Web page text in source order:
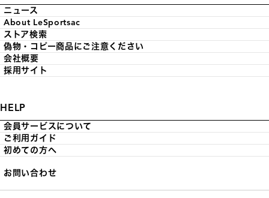
ニュース
About LeSportsac
ストア検索
偽物・コピー商品にご注意ください
会社概要
採用サイト
HELP
会員サービスについて
ご利用ガイド
初めての方へ
お問い合わせ